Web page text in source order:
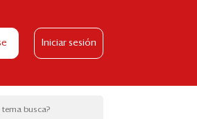
Iniciar sesión